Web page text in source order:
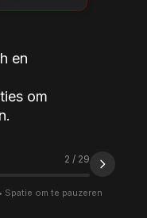
en
om
2 / 29
om te pauzeren